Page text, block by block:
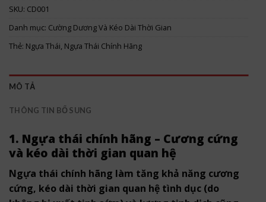
SKU: CD001
Danh mục: Cường Dương Và Kéo Dài Thời Gian
Thẻ: Ngựa Thái, Ngựa Thái Chính Hãng
MÔ TẢ
THÔNG TIN BỔ SUNG
1. Ngựa thái chính hãng – Cương cứng
và kéo dài thời gian quan hệ
Ngựa thái chính hãng làm tăng khả năng cương
cứng, kéo dài thời gian quan hệ tình dục (do